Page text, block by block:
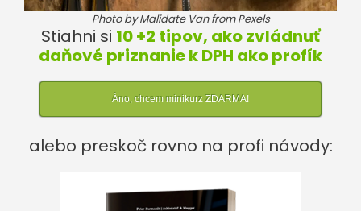
Photo by Malidate Van from Pexels
Stiahni si 10 +2 tipov, ako zvládnuť
daňové priznanie k DPH ako profík
Áno, chcem minikurz ZDARMA!
alebo preskoč rovno na profi návody: